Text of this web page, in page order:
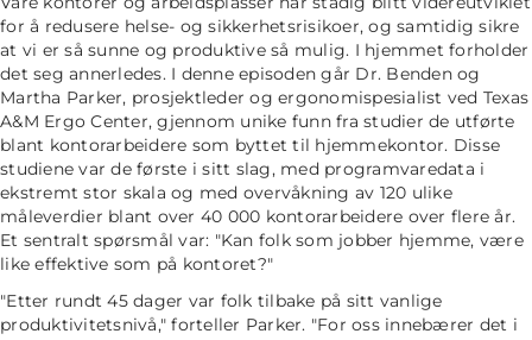
for å redusere helse- og sikkerhetsrisikoer, og samtidig sikre
at vi er så sunne og produktive så mulig. I hjemmet forholder
det seg annerledes. I denne episoden går Dr. Benden og
Martha Parker, prosjektleder og ergonomispesialist ved Texas
A&M Ergo Center, gjennom unike funn fra studier de utførte
blant kontorarbeidere som byttet til hjemmekontor. Disse
studiene var de første i sitt slag, med programvaredata i
ekstremt stor skala og med overvåkning av 120 ulike
måleverdier blant over 40 000 kontorarbeidere over flere år.
Et sentralt spørsmål var: "Kan folk som jobber hjemme, være
like effektive som på kontoret?"
"Etter rundt 45 dager var folk tilbake på sitt vanlige
produktivitetsnivå," forteller Parker. "For oss innebærer det i